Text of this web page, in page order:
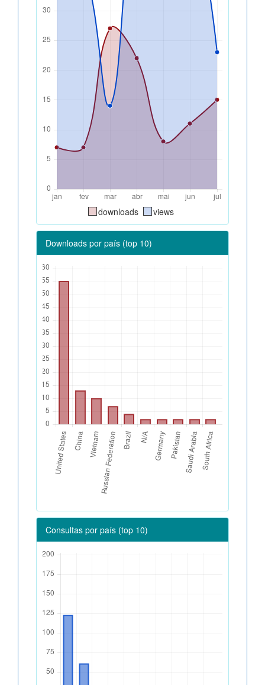
downloads views
Downloads por país (top 10)
Consultas por país (top 10)